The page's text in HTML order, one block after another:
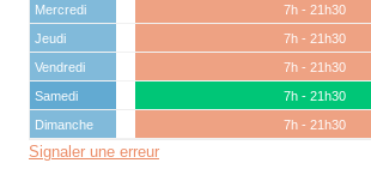
Mercredi
7h - 21h30
Jeudi
7h - 21h30
Vendredi
7h - 21h30
Samedi
7h - 21h30
Dimanche
7h - 21h30
Signaler une erreur